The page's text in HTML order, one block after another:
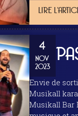
LIRE
4
NOV
2023
Envie de sortir
Musikall karaoké : un
Musikall Bar Karaoké Box est